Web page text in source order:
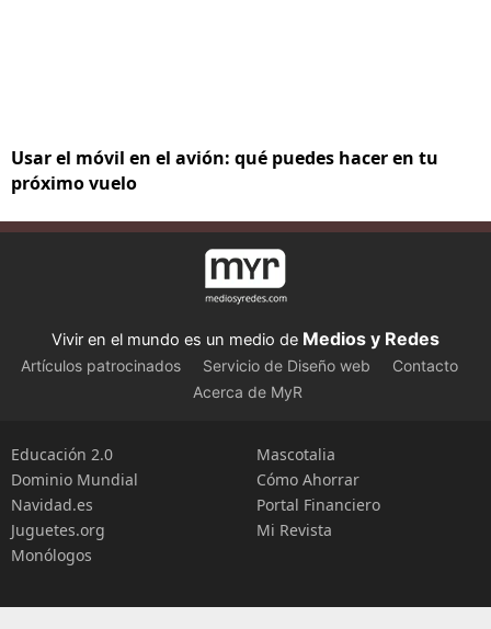
Usar el móvil en el avión: qué puedes hacer en tu
próximo vuelo
Vivir en el mundo es un medio de Medios y Redes
Artículos patrocinados Servicio de Diseño web
Contacto
Acerca de MyR
Educación 2.0
Dominio Mundial
Navidad.es
Juguetes.org
Monólogos
Mascotalia
Cómo Ahorrar
Portal Financiero
Mi Revista